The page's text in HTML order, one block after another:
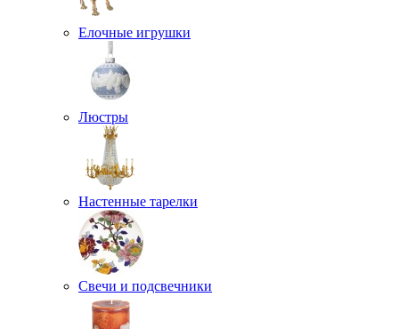
Елочные игрушки
Люстры
Настенные тарелки
Свечи и подсвечники